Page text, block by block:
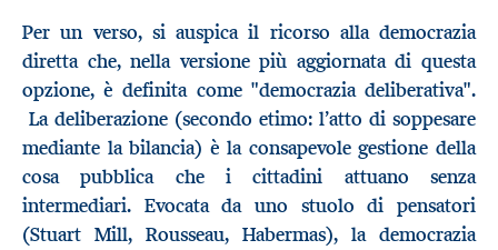
Per un verso, si auspica il ricorso alla democrazia
diretta che, nella versione più aggiornata di questa
opzione, è definita come "democrazia deliberativa".
La deliberazione (secondo etimo: l’atto di soppesare
mediante la bilancia) è la consapevole gestione della
cosa pubblica che i cittadini attuano senza
intermediari. Evocata da uno stuolo di pensatori
(Stuart Mill, Rousseau, Habermas), la democrazia